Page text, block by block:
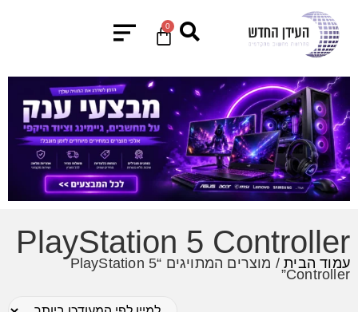
0
PlayStation 5 Controller
עמוד הבית / מוצרים המתויגים “PlayStation 5
Controller”